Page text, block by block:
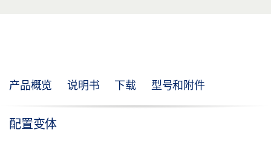
产品概览 说明书 下载 型号和附件
配置变体